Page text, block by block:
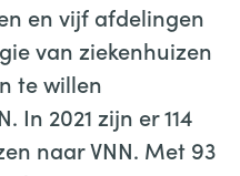
en vijf afdelingen
van ziekenhuizen
te willen
In 2021 zijn er 114
naar VNN. Met 93